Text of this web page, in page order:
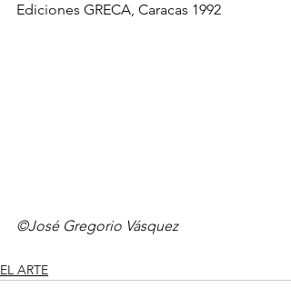
Ediciones GRECA, Caracas 1992
©José Gregorio Vásquez
EL ARTE